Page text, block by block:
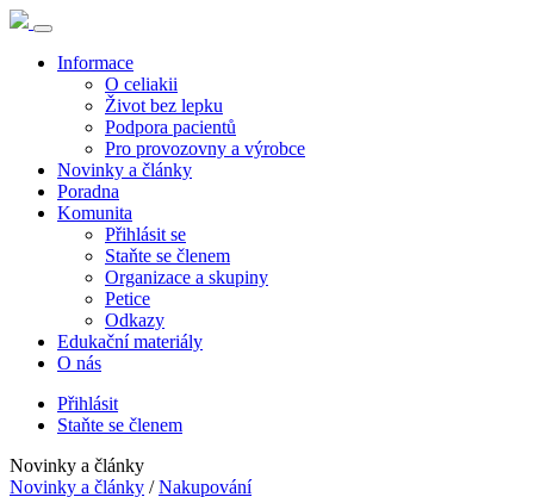
Informace
O celiakii
Život bez lepku
Podpora pacientů
Pro provozovny a výrobce
Novinky a články
Poradna
Komunita
Přihlásit se
Staňte se členem
Organizace a skupiny
Petice
Odkazy
Edukační materiály
O nás
Přihlásit
Staňte se členem
Novinky a články
Novinky a články / Nakupování